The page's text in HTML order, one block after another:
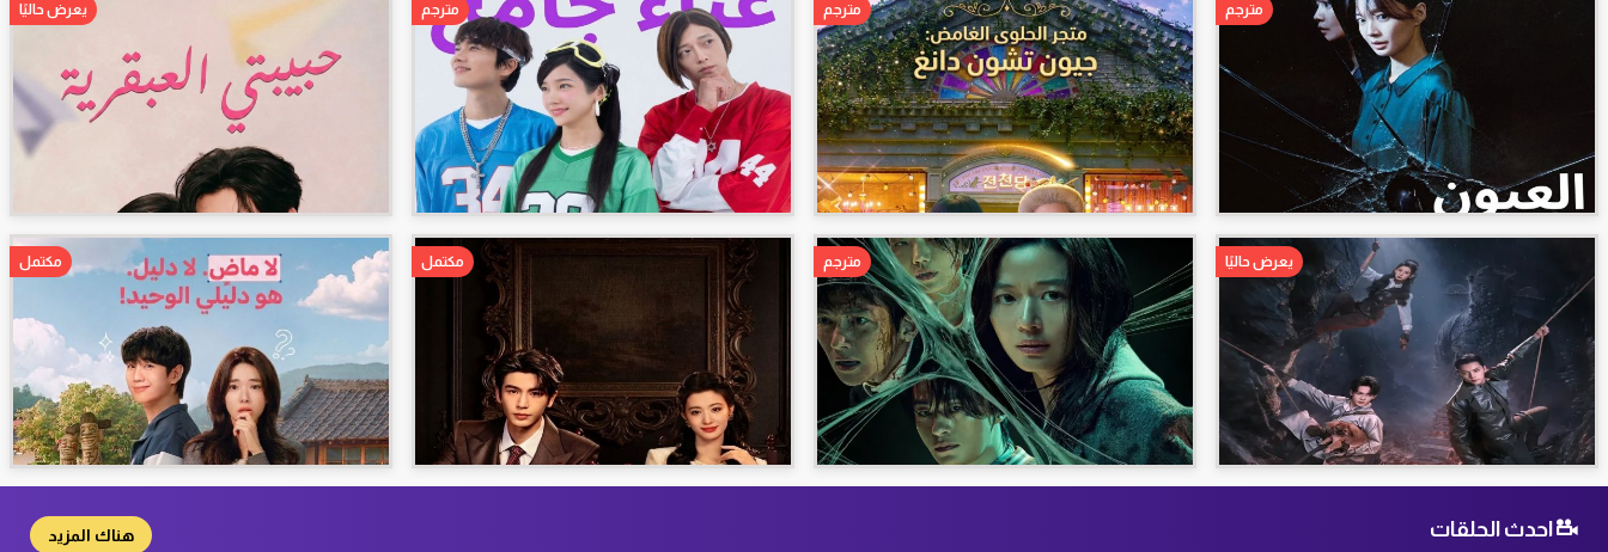
مترجم مترجم مترجم يعرض حاليًا
يعرض حاليًا مترجم مكتمل مكتمل
هناك المزيد احدث الحلقات